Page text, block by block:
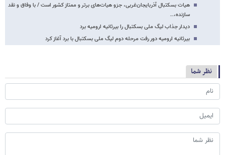
هیات بسکتبال آذربایجان‌غربی، جزو هیات‌های برتر و ممتاز کشور است / با وفاق و نقد
سازنده،…
دیدار جذاب لیگ ملی بسکتبال را بیرثانیه ارومیه برد
بیرثانیه ارومیه دور رفت مرحله دوم لیگ ملی بسکتبال با برد آغاز کرد
نظر شما